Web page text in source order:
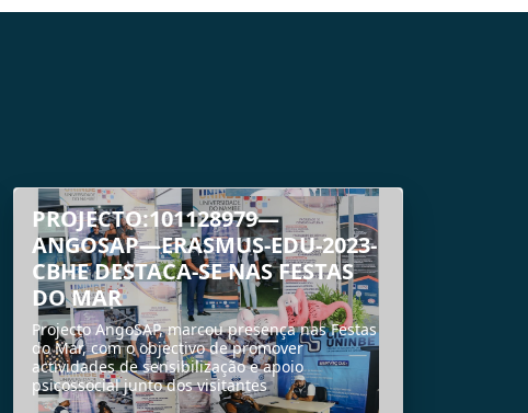
PROJECTO:101128979—
ANGOSAP—ERASMUS-EDU-2023-
CBHE DESTACA-SE NAS FESTAS
DO MAR
Projecto AngoSAP, marcou presença nas Festas
do Mar, com o objectivo de promover
actividades de sensibilização e apoio
psicossocial junto dos visitantes